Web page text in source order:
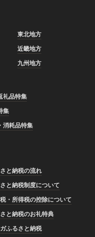
東北地方
近畿地方
九州地方
礼品特集
集
消耗品特集
と納税の流れ
と納税制度について
・所得税の控除について
と納税のお礼特典
ふるさと納税